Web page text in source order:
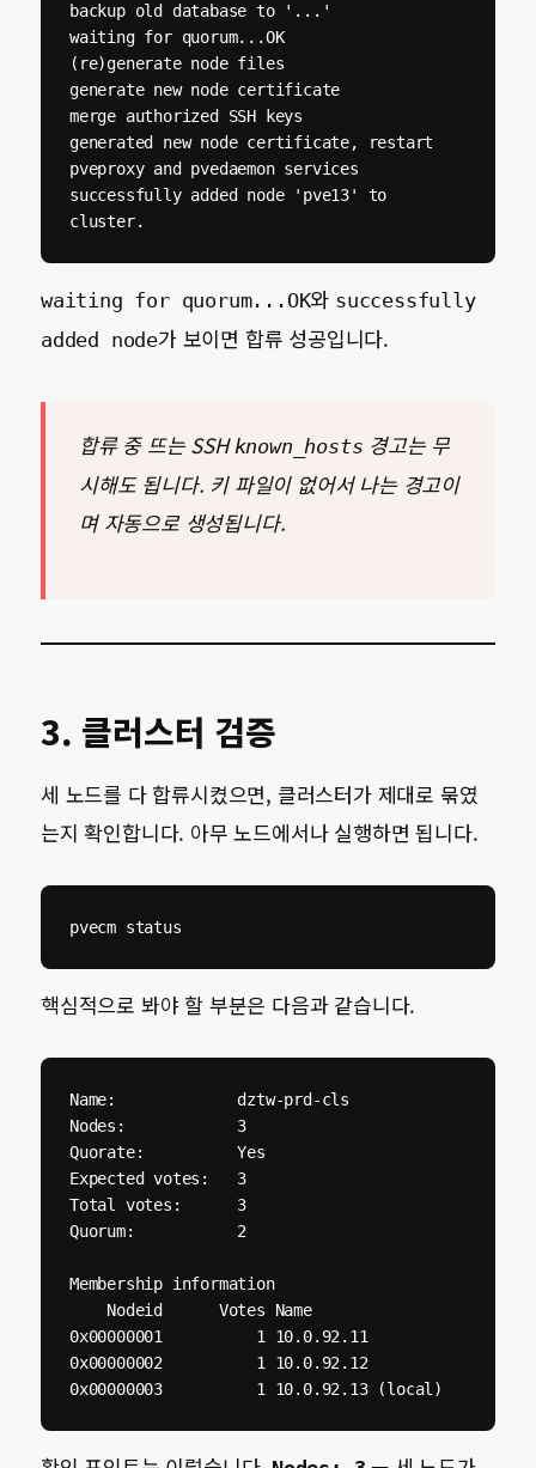
backup old database to '...'
waiting for quorum...OK
(re)generate node files
generate new node certificate
merge authorized SSH keys
generated new node certificate, restart
pveproxy and pvedaemon services
successfully added node 'pve13' to
cluster.
waiting for quorum...OK와 successfully
added node가 보이면 합류 성공입니다.
합류 중 뜨는 SSHknown_hosts 경고는 무
시해도 됩니다. 키 파일이 없어서 나는 경고이
며 자동으로 생성됩니다.
3. 클러스터 검증
세 노드를 다 합류시켰으면, 클러스터가 제대로 묶였
는지 확인합니다. 아무 노드에서나 실행하면 됩니다.
pvecm status
핵심적으로 봐야 할 부분은 다음과 같습니다.
Name:             dztw-prd-cls
Nodes:            3
Quorate:          Yes
Expected votes:   3
Total votes:      3
Quorum:           2
Membership information
0x00000001          1 10.0.92.11
0x00000002          1 10.0.92.12
0x00000003          1 10.0.92.13 (local)